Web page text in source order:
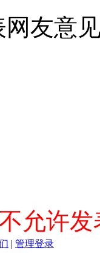
友意
允许
| 管理登录